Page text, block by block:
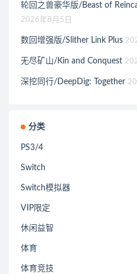
轮回之兽豪华版/Beast of
2026年8月5日
数回增强版/Slither Link Plus
无尽矿山/Kin and Conquest
深挖同行/DeepDig: Together
分类
PS3/4
Switch
Switch模拟器
VIP限定
休闲益智
体育
体育竞技